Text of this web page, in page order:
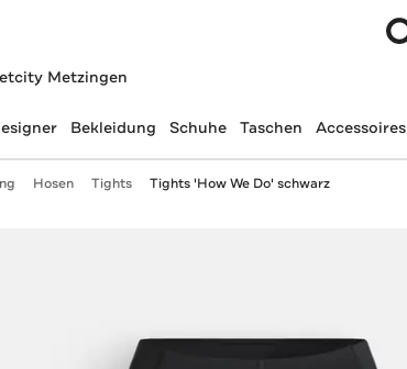
Metzingen
Bekleidung Schuhe Taschen Accessoires
Hosen Tights Tights 'How We Do' schwarz